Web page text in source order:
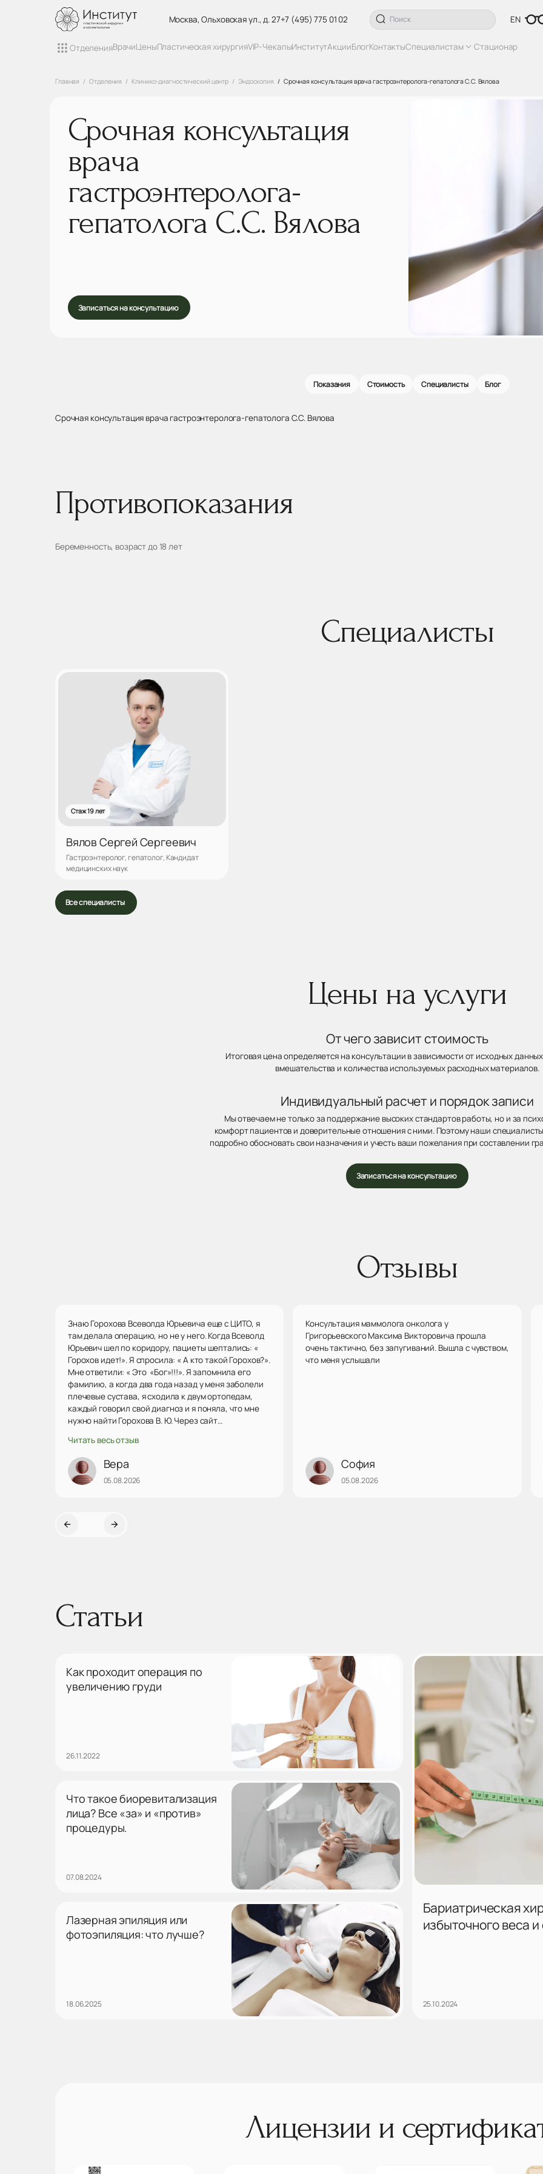
Москва, Ольховская ул., д. 27+7 (495) 775 01 02 EN
ОтделенияВрачиЦеныПластическая хирургияVIP-ЧекапыИнститутАкцииБлогКонтактыСпециалистам Стационар
Главная Отделения Клинико-диагностический центр Эндоскопия Срочная консультация врача гастроэнтеролога-гепатолога С.С. Вялова
Срочная консультация
врача
гастроэнтеролога-
гепатолога С.С. Вялова
Записаться на консультацию
Показания Стоимость Специалисты Блог
Срочная консультация врача гастроэнтеролога-гепатолога С.С. Вялова
Противопоказания
Беременность, возраст до 18 лет
Специалисты
Стаж 19 лет
Вялов Сергей Сергеевич
Гастроэнтеролог, гепатолог, Кандидат
медицинских наук
Все специалисты
Цены на услуги
От чего зависит стоимость
Итоговая цена определяется на консультации в зависимости от исходных
вмешательства и количества используемых расходных материалов.
Индивидуальный расчет и порядок записи
Мы отвечаем не только за поддержание высоких стандартов работы, но и за
комфорт пациентов и доверительные отношения с ними. Поэтому наши
подробно обосновать свои назначения и учесть ваши пожелания при составлении
Записаться на консультацию
Отзывы
Знаю Горохова Всеволда Юрьевича еще с ЦИТО, я
там делала операцию, но не у него. Когда Всеволд
Юрьевич шел по коридору, пациеты шептались: «
Горохов идет!». Я спросила: « А кто такой Горохов?».
Мне ответили: « Это «Бог»!!!». Я запомнила его
фамилию, а когда два года назад у меня заболели
плечевые сустава, я сходила к двум ортопедам,
каждый говорил свой диагноз и я поняла, что мне
нужно найти Горохова В. Ю. Через сайт
Он посмотрел мои снимки, сказал точный диагноз,
наметили план действий. Решили попробывать
подколы озоном. Подколы делает
профессионально, уверенно, точно в межсуставную
ситуации. Действ...
Читать весь отзыв
Вера
05.08.2026
Консультация маммолога онколога у
Григорьевского Максима Викторовича прошла
очень тактично, без запугиваний. Вышла с чувством,
что меня услышали
София
05.08.2026
Статьи
25.10.2024
Бариатрическая
избыточного веса
26.11.2022
Как проходит операция по
увеличению груди
07.08.2024
Что такое биоревитализация
лица? Все «за» и «против»
процедуры.
18.06.2025
Лазерная эпиляция или
фотоэпиляция: что лучше?
Лицензии и